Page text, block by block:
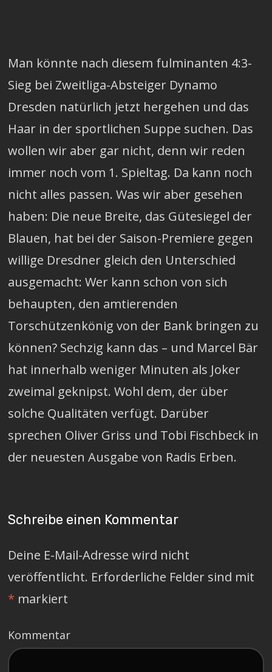
Man könnte nach diesem fulminanten 4:3-
Sieg bei Zweitliga-Absteiger Dynamo
Dresden natürlich jetzt hergehen und das
Haar in der sportlichen Suppe suchen. Das
wollen wir aber gar nicht, denn wir reden
immer noch vom 1. Spieltag. Da kann noch
nicht alles passen. Was wir aber gesehen
haben: Die neue Breite, das Gütesiegel der
Blauen, hat bei der Saison-Premiere gegen
willige Dresdner gleich den Unterschied
ausgemacht: Wer kann schon von sich
behaupten, den amtierenden
Torschützenkönig von der Bank bringen zu
können? Sechzig kann das – und Marcel Bär
hat innerhalb weniger Minuten als Joker
zweimal geknipst. Wohl dem, der über
solche Qualitäten verfügt. Darüber
sprechen Oliver Griss und Tobi Fischbeck in
der neuesten Ausgabe von Radis Erben.
Schreibe einen Kommentar
Deine E-Mail-Adresse wird nicht
veröffentlicht. Erforderliche Felder sind mit
* markiert
Kommentar